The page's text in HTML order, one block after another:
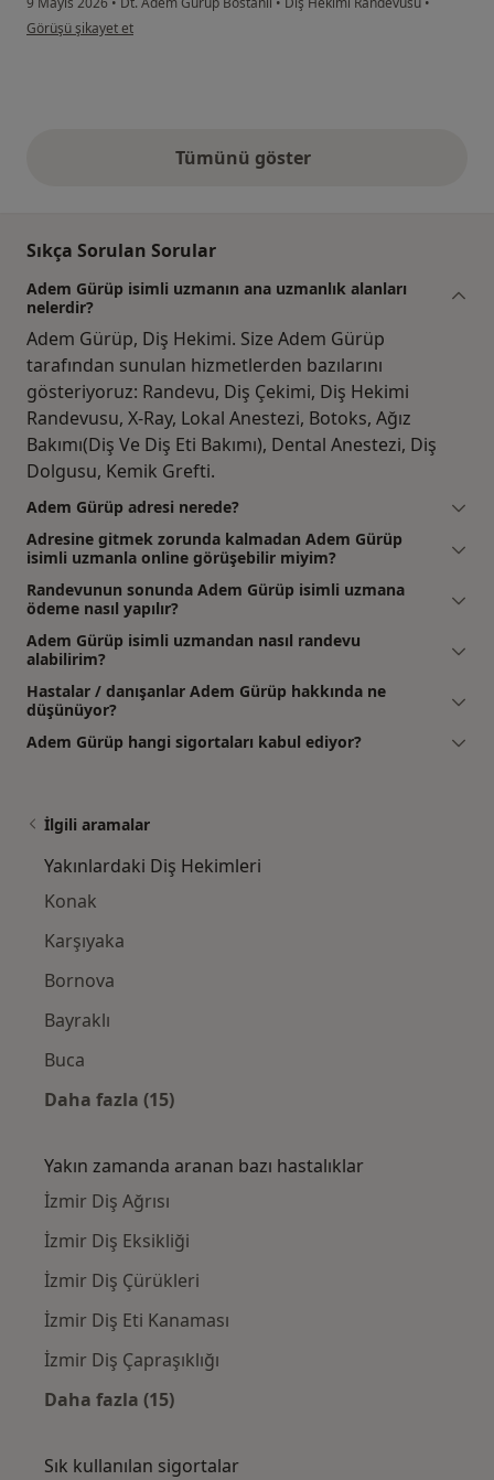
kullanıcının görüşüne göre gü...
Görüşü şikayet et
Tümünü gösteryukarıdaki görüşler
Sıkça Sorulan Sorular
Adem Gürüp isimli uzmanın ana uzmanlık alanları
nelerdir?
Adem Gürüp, Diş Hekimi. Size Adem Gürüp
tarafından sunulan hizmetlerden bazılarını
gösteriyoruz: Randevu, Diş Çekimi, Diş Hekimi
Randevusu, X-Ray, Lokal Anestezi, Botoks, Ağız
Bakımı(Diş Ve Diş Eti Bakımı), Dental Anestezi, Diş
Dolgusu, Kemik Grefti.
Adem Gürüp adresi nerede?
Adresine gitmek zorunda kalmadan Adem Gürüp
isimli uzmanla online görüşebilir miyim?
Randevunun sonunda Adem Gürüp isimli uzmana
ödeme nasıl yapılır?
Adem Gürüp isimli uzmandan nasıl randevu
alabilirim?
Hastalar / danışanlar Adem Gürüp hakkında ne
düşünüyor?
Adem Gürüp hangi sigortaları kabul ediyor?
İlgili aramalar
Yakınlardaki Diş Hekimleri
Konak
Karşıyaka
Bornova
Bayraklı
Buca
Daha fazla (15)
Yakın zamanda aranan bazı hastalıklar
İzmir Diş Ağrısı
İzmir Diş Eksikliği
İzmir Diş Çürükleri
İzmir Diş Eti Kanaması
İzmir Diş Çapraşıklığı
Daha fazla (15)
Sık kullanılan sigortalar